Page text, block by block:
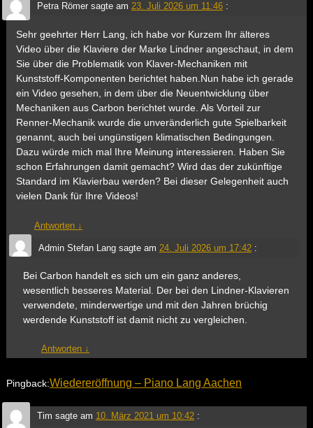
Petra Römersagte am 23. Juli 2026 um 11:46 :
Sehr geehrter Herr Lang, ich habe vor Kurzem Ihr älteres
Video über die Klaviere der Marke Lindner angeschaut, in dem
Sie über die Problematik von Klaver-Mechaniken mit
Kunststoff-Komponenten berichtet haben.Nun habe ich gerade
ein Video gesehen, in dem über die Neuentwicklung über
Mechaniken aus Carbon berichtet wurde. Als Vorteil zur
Renner-Mechanik wurde die unveränderlich gute Spielbarkeit
genannt, auch bei ungünstigen klimatischen Bedingungen.
Dazu würde mich mal Ihre Meinung interessieren. Haben Sie
schon Erfahrungen damit gemacht? Wird das der zukünftige
Standard im Klavierbau werden? Bei dieser Gelegenheit auch
vielen Dank für Ihre Videos!
Antworten ↓
Admin Stefan Langsagte am 24. Juli 2026 um 17:42 :
Bei Carbon handelt es sich um ein ganz anderes,
wesentlich besseres Material. Der bei den Lindner-Klavieren
verwendete, minderwertige und mit den Jahren brüchig
werdende Kunststoff ist damit nicht zu vergleichen.
Antworten ↓
Pingback:Wiedereröffnung – Piano Lang Aachen
Tim sagte am 10. März 2021 um 10:42 :